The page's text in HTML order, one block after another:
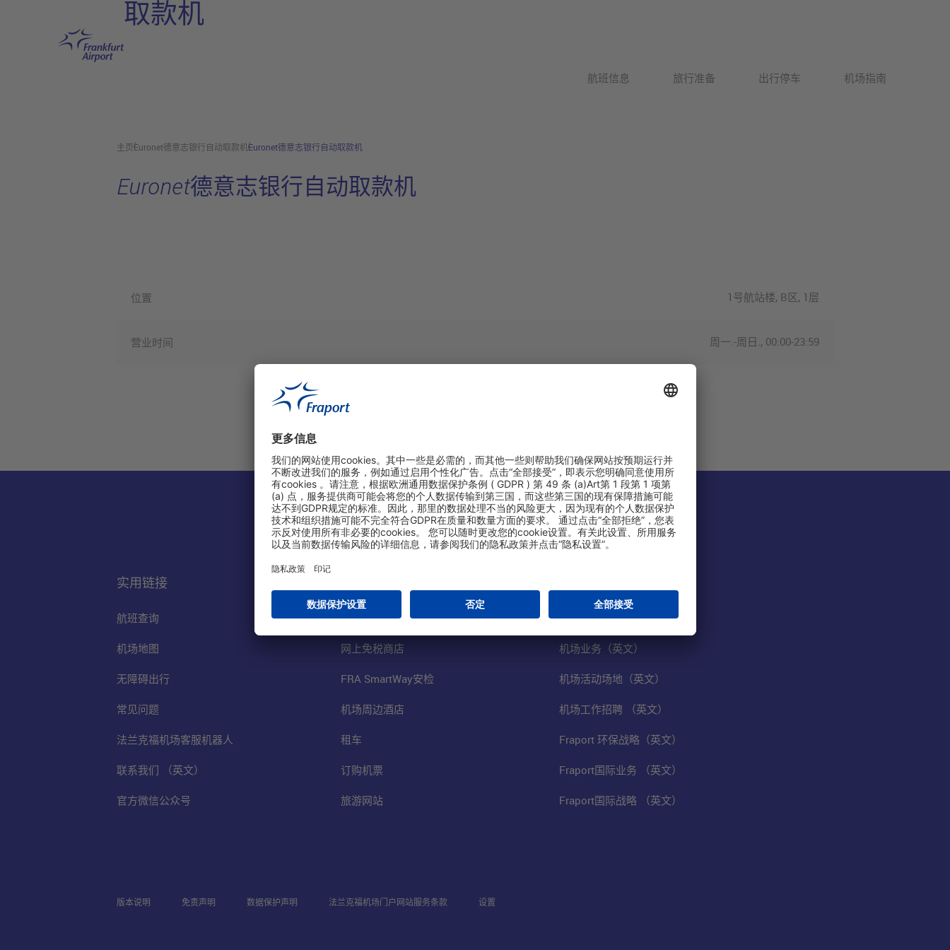
航班信息 旅行准备 出行停车 机场指南
取款机
主页Euronet德意志银行自动取款机Euronet德意志银行自动取款机
Euronet德意志银行自动取款机
位置 1号航站楼, B区, 1层
营业时间 周一.-周日., 00:00-23:59
实用链接
航班查询
机场地图
无障碍出行
常见问题
法兰克福机场客服机器人
联系我们 （英文）
官方微信公众号
航站楼停车（英文网站）
网上免税商店
FRA SmartWay安检
机场周边酒店
租车
订购机票
旅游网站
法兰克福机场股份有限公司
机场业务（英文）
机场活动场地（英文）
机场工作招聘 （英文）
Fraport 环保战略（英文）
Fraport国际业务 （英文）
Fraport国际战略 （英文）
版本说明 免责声明 数据保护声明 法兰克福机场门户网站服务条款 设置